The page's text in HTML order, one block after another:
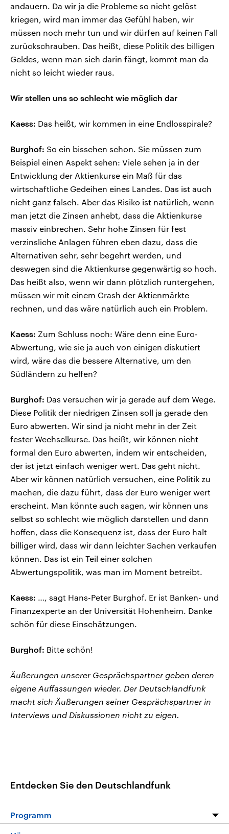
andauern. Da wir ja die Probleme so nicht gelöst
kriegen, wird man immer das Gefühl haben, wir
müssen noch mehr tun und wir dürfen auf keinen Fall
zurückschrauben. Das heißt, diese Politik des billigen
Geldes, wenn man sich darin fängt, kommt man da
nicht so leicht wieder raus.
Wir stellen uns so schlecht wie möglich dar
Kaess: Das heißt, wir kommen in eine Endlosspirale?
Burghof: So ein bisschen schon. Sie müssen zum
Beispiel einen Aspekt sehen: Viele sehen ja in der
Entwicklung der Aktienkurse ein Maß für das
wirtschaftliche Gedeihen eines Landes. Das ist auch
nicht ganz falsch. Aber das Risiko ist natürlich, wenn
man jetzt die Zinsen anhebt, dass die Aktienkurse
massiv einbrechen. Sehr hohe Zinsen für fest
verzinsliche Anlagen führen eben dazu, dass die
Alternativen sehr, sehr begehrt werden, und
deswegen sind die Aktienkurse gegenwärtig so hoch.
Das heißt also, wenn wir dann plötzlich runtergehen,
müssen wir mit einem Crash der Aktienmärkte
rechnen, und das wäre natürlich auch ein Problem.
Kaess: Zum Schluss noch: Wäre denn eine Euro-
Abwertung, wie sie ja auch von einigen diskutiert
wird, wäre das die bessere Alternative, um den
Südländern zu helfen?
Burghof: Das versuchen wir ja gerade auf dem Wege.
Diese Politik der niedrigen Zinsen soll ja gerade den
Euro abwerten. Wir sind ja nicht mehr in der Zeit
fester Wechselkurse. Das heißt, wir können nicht
formal den Euro abwerten, indem wir entscheiden,
der ist jetzt einfach weniger wert. Das geht nicht.
Aber wir können natürlich versuchen, eine Politik zu
machen, die dazu führt, dass der Euro weniger wert
erscheint. Man könnte auch sagen, wir können uns
selbst so schlecht wie möglich darstellen und dann
hoffen, dass die Konsequenz ist, dass der Euro halt
billiger wird, dass wir dann leichter Sachen verkaufen
können. Das ist ein Teil einer solchen
Abwertungspolitik, was man im Moment betreibt.
Kaess: …, sagt Hans-Peter Burghof. Er ist Banken- und
Finanzexperte an der Universität Hohenheim. Danke
schön für diese Einschätzungen.
Burghof: Bitte schön!
Äußerungen unserer Gesprächspartner geben deren
eigene Auffassungen wieder. Der Deutschlandfunk
macht sich Äußerungen seiner Gesprächspartner in
Interviews und Diskussionen nicht zu eigen.
Entdecken Sie den Deutschlandfunk
Programm